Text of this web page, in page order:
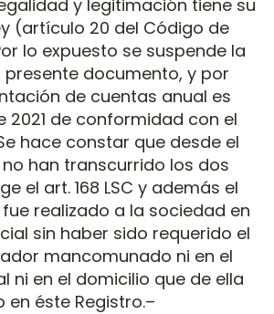
y legitimación tiene su
(artículo 20 del Código de
lo expuesto se suspende la
presente documento, y por
de cuentas anual es
2021 de conformidad con el
hace constar que desde el
han transcurrido los dos
el art. 168 LSC y además el
realizado a la sociedad en
sin haber sido requerido el
mancomunado ni en el
ni en el domicilio que de ella
éste Registro.–